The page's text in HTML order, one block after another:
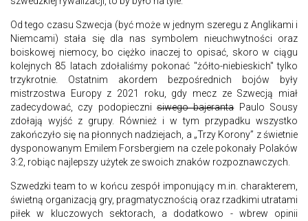
Od tego czasu Szwecja (być może w jednym szeregu z Anglikami i
Niemcami) stała się dla nas symbolem nieuchwytności oraz
boiskowej niemocy, bo ciężko inaczej to opisać, skoro w ciągu
kolejnych 85 latach zdołaliśmy pokonać "żółto-niebieskich" tylko
trzykrotnie. Ostatnim akordem bezpośrednich bojów były
mistrzostwa Europy z 2021 roku, gdy mecz ze Szwecją miał
zadecydować, czy podopieczni siwego bajerantaPaulo Sousy
zdołają wyjść z grupy. Również i w tym przypadku wszystko
zakończyło się na płonnych nadziejach, a „Trzy Korony” z świetnie
dysponowanym Emilem Forsbergiem na czele pokonały Polaków
3:2, robiąc najlepszy użytek ze swoich znaków rozpoznawczych.
Szwedzki team to w końcu zespół imponujący m.in. charakterem,
świetną organizacją gry, pragmatycznością oraz rzadkimi utratami
piłek w kluczowych sektorach, a dodatkowo - wbrew opinii